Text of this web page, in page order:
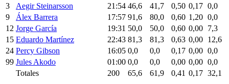
3
Aegir Steinarsson 21:54 46,6 41,7 0,50 0,17 0,0
9
Álex Barrera 17:57 91,6 80,0 0,60 1,20 0,0
12 Jorge García 19:31 50,0 50,0 0,60 0,00 7,3
15 Eduardo Martínez 22:43 81,3 81,3 0,63 0,00 12,6
24 Percy Gibson 16:05 0,0 0,0 0,17 0,00 0,0
99 Jules Akodo 01:00 0,0 0,0 0,00 0,00 0,0
Totales
200 65,6 61,9 0,41 0,17 32,1